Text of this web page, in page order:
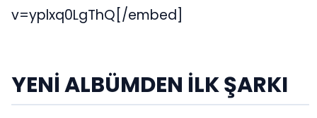
v=yplxq0LgThQ[/embed]
YENİ ALBÜMDEN İLK ŞARKI